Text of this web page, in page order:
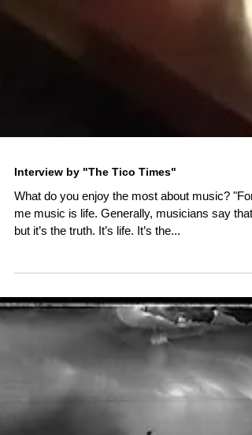
Interview by "The Tico Times"
What do you enjoy the most about music? "For
me music is life. Generally, musicians say that,
but it’s the truth. It’s life. It’s the...